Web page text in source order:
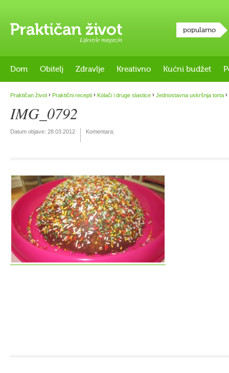
Lifestyle magazin
popularno
Dom Obitelj Zdravlje Kreativno Kućni budžet
Praktičan život › Praktični recepti › Kolači i druge slastice › Jednostavna uskršnja torta ›
IMG_0792
Datum objave: 28.03.2012 Komentara: